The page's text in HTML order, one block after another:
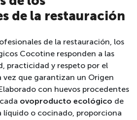
de la restauración
de la restauración, los
Cocotine responden a las
practicidad y respeto por el
vez que garantizan un Origen
con huevos procedentes
ovoproducto ecológico de
líquido o cocinado, proporciona